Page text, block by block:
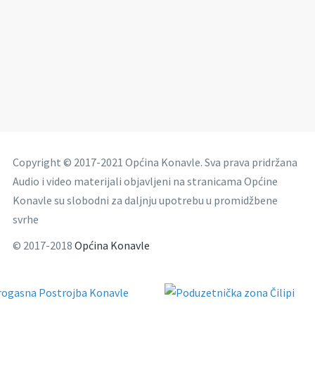
Copyright © 2017-2021 Općina Konavle. Sva prava pridržana
Audio i video materijali objavljeni na stranicama Općine
Konavle su slobodni za daljnju upotrebu u promidžbene
svrhe
© 2017-2018 Općina Konavle